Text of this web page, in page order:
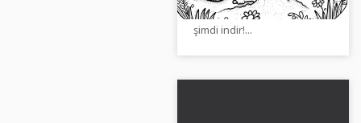
ücretsiz boyama şablonunu
şimdi indir!...